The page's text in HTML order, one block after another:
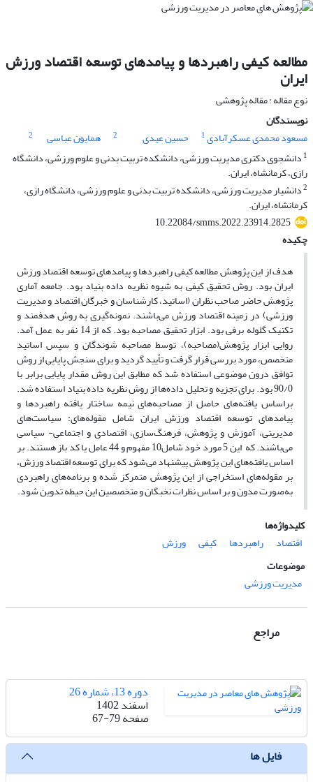
مطالعه کیفی راهبردها و پیامدهای توسعه اقتصاد ورزش
ایران
نوع مقاله : مقاله پژوهشی
نویسندگان
مسعود محمدی عسکرآبادی1 حسین عیدی 2 همایون عباسی
2
1 دانشجوی دکتری مدیریت ورزشی، دانشکده تربیت بدنی و علوم ورزشی، دانشگاه
رازی، کرمانشاه، ایران.
2دانشیار مدیریت ورزشی، دانشکده تربیت بدنی و علوم ورزشی، دانشگاه رازی،
کرمانشاه، ایران.
10.22084/smms.2022.23914.2825
چکیده
هدف از این پژوهش مطالعه کیفی راهبردها و پیامدهای توسعه اقتصاد ورزش
ایران بود. روش تحقیق کیفی به شیوه نظریه داده بنیاد بود. جامعه آماری
پژوهش حاضر صاحب نظران (اساتید، کارشناسان و خبرگان اقتصاد و مدیریت
ورزشی) در زمینه اقتصاد ورزش می‌باشند. نمونه‌گیری به روش هدفمند و
تکنیک گلوله برفی بود. ابزار تحقیق مصاحبه بود. که از 14 نفر به عمل آمد.
روایی ابزار پژوهش(مصاحبه)، توسط مصاحبه شوندگان و سپس اساتید
متخصص، مورد بررسی قرار گرفت و تأیید گردید و برای سنجش پایایی از روش
توافق درون موضوعی استفاده شد که مطابق این روش مقدار پایایی برابر با
90/0 بود. برای تجزیه و تحلیل داده‌ها از روش نظریه داده بنیاد استفاده شد.
براساس یافته‌های حاصل از مصاحبه‌های نیمه ساختار یافته راهبردها و
پیامدهای توسعه اقتصاد ورزش ایران شامل مقوله‌های: سیاست‌های
مدیریتی، آموزش و پژوهش، فرهنگ‌سازی، اقتصادی و اجتماعی- سیاسی
می‌باشند. که این 5 مورد خود شامل10 مفهوم و 44 عامل یا کد باز هستند. بر
اساس یافته‌های این پژوهش پیشنهاد می‌شود که برای توسعه اقتصاد ورزش،
بر مقوله‌های استخراجی از این پژوهش متمرکز شده و برنامه‌های راهبردی
به‌صورت مدون و بر اساس نظرات نخبگان و متخصصین این حیطه تدوین شود.
کلیدواژه‌ها
اقتصاد
راهبردها کیفی
ورزش
موضوعات
مدیریت ورزشی
مراجع
دوره 13، شماره 26
اسفند 1402
صفحه67-79
فایل ها